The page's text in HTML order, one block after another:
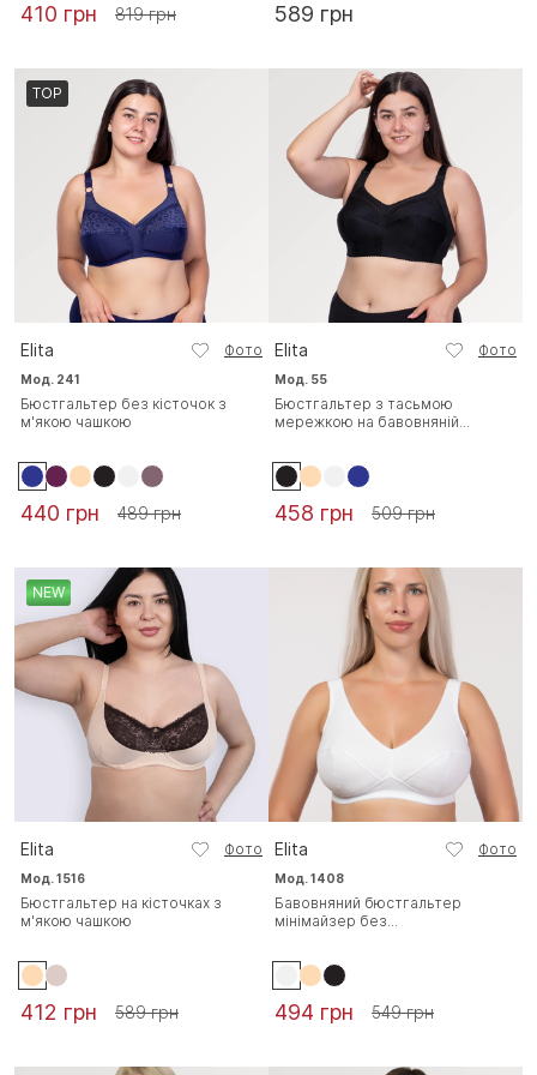
410 грн 819 грн 589 грн
TOP
Elita Фото
Мод. 241
Бюстгальтер без кісточок з
м'якою чашкою
440 грн 489 грн
Elita Фото
Мод. 55
Бюстгальтер з тасьмою
мережкою на бавовняній...
458 грн 509 грн
NEW
Elita Фото
Мод. 1516
Бюстгальтер на кісточках з
м'якою чашкою
412 грн 589 грн
Elita Фото
Мод. 1408
Бавовняний бюстгальтер
мінімайзер без...
494 грн 549 грн